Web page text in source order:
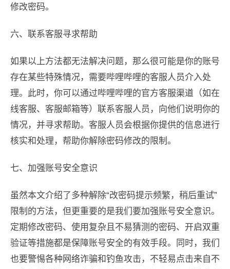
修改密码。
六、联系客服寻求帮助
如果以上方法都无法解决问题，那么很可能是你的账号
存在某些特殊情况，需要哔哩哔哩的客服人员介入处
理。此时，你可以通过哔哩哔哩的官方客服渠道（如在
线客服、客服邮箱等）联系客服人员，向他们说明你的
情况，并寻求帮助。客服人员会根据你提供的信息进行
核实和处理，帮助你解除密码修改的限制。
七、加强账号安全意识
虽然本文介绍了多种解除“改密码提示频繁，稍后重试”
限制的方法，但更重要的是我们要加强账号安全意识。
定期修改密码、使用复杂且不易猜测的密码、开启双重
验证等措施都是保障账号安全的有效手段。同时，我们
也要警惕各种网络诈骗和钓鱼攻击，不轻易点击来自不